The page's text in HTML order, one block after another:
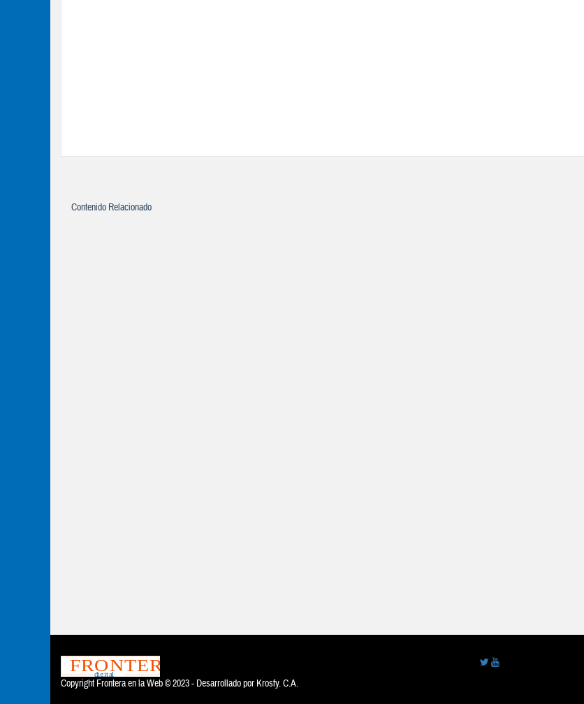
Contenido Relacionado
Copyright Frontera en la Web © 2023 - Desarrollado por Krosfy. C.A.